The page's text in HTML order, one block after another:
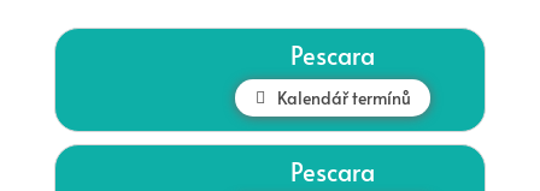
Pescara
Kalendář termínů
Pescara